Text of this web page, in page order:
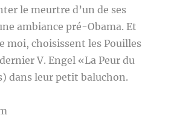
le meurtre d’un de ses
ambiance pré-Obama. Et
moi, choisissent les Pouilles
V. Engel «La Peur du
dans leur petit baluchon.